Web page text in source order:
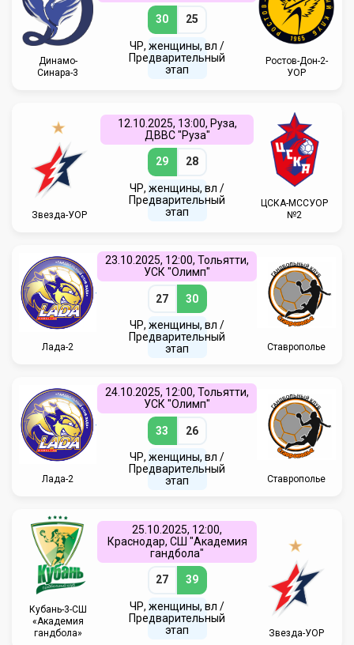
Динамо-
Синара-3
30 25
ЧР, женщины, вл /
Предварительный
этап
Ростов-Дон-2-
УОР
Звезда-УОР
12.10.2025, 13:00, Руза,
ДВВС "Руза"
29 28
ЧР, женщины, вл /
Предварительный
этап
ЦСКА-МССУОР
№2
Лада-2
23.10.2025, 12:00, Тольятти,
УСК "Олимп"
27 30
ЧР, женщины, вл /
Предварительный
этап
Ставрополье
Лада-2
24.10.2025, 12:00, Тольятти,
УСК "Олимп"
33 26
ЧР, женщины, вл /
Предварительный
этап
Ставрополье
Кубань-3-СШ
«Академия
гандбола»
25.10.2025, 12:00,
Краснодар, СШ "Академия
гандбола"
27 39
ЧР, женщины, вл /
Предварительный
этап
Звезда-УОР